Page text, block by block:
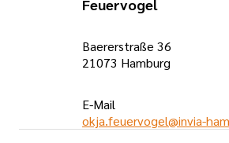
Feuervogel
Baererstraße 36
21073 Hamburg
E-Mail
okja.feuervogel@invia-